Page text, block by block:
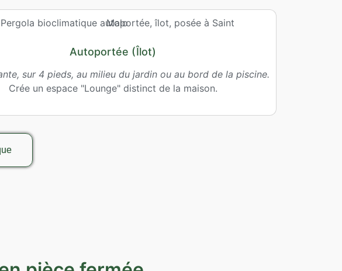
Autoportée (Îlot)
sur 4 pieds, au milieu du jardin ou au bord de la piscine.
Crée un espace "Lounge" distinct de la maison.